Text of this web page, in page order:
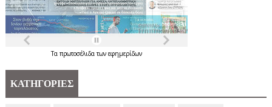
Τα πρωτοσέλιδατων εφημερίδων
ΚΑΤΗΓΟΡΙΕΣ